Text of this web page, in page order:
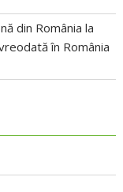
din România la
în România